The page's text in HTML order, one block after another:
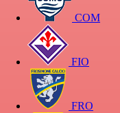
COM
FIO
FRO